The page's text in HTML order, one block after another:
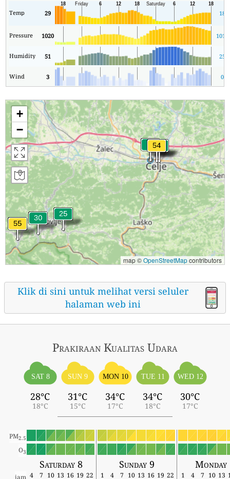
Temp 29 18
Pressure 1020 1014
Humidity 51 25
Wind 3 0
+
−
map ©OpenStreetMapcontributors
Klik di sini untuk melihat versi seluler
halaman web ini
Prakiraan Kualitas Udara
SAT 8
28°C
18°C
SUN 9
31°C
15°C
MON 10
34°C
17°C
TUE 11
34°C
18°C
WED 12
30°C
17°C
PM2.5
O3
Saturday 8 Sunday 9 Monday
jam 4 7 10 13 16 19 22 1 4 7 10 13 16 19 22 1 4 7 10 13